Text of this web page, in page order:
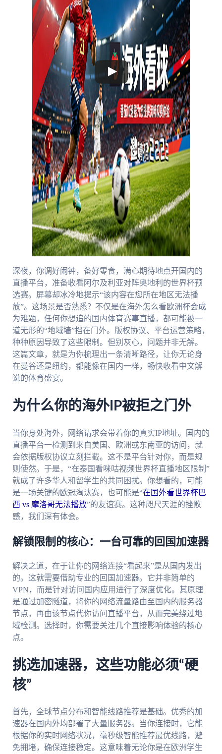
深夜，你调好闹钟，备好零食，满心期待地点开国内的
直播平台，准备收看阿尔及利亚对阵奥地利的世界杯预
选赛。屏幕却冰冷地提示“该内容在您所在地区无法播
放”。这场景是否熟悉？不仅是在海外怎么看欧洲杯会成
为难题，任何你想追的国内体育赛事直播，都可能被一
道无形的“地域墙”挡在门外。版权协议、平台运营策略，
种种原因导致了这些限制。但别灰心，问题并非无解。
这篇文章，就是为你梳理出一条清晰路径，让你无论身
在曼谷还是纽约，都能像在国内一样，畅快收看中文解
说的体育盛宴。
为什么你的海外IP被拒之门外
当你身处海外，网络请求会带着你的真实IP地址。国内的
直播平台一检测到来自美国、欧洲或东南亚的访问，就
会依据版权协议立刻拦截。这不是平台针对你，而是规
则使然。于是，“在泰国看咪咕视频世界杯直播地区限制”
就成了许多华人和留学生的共同困扰。你想看的，可能
是一场关键的欧冠淘汰赛，也可能是“在国外看世界杯巴
西 vs 摩洛哥无法播放”的友谊赛。这种咫尺天涯的挫败
感，我们深有体会。
解锁限制的核心：一台可靠的回国加速器
解决之道，在于让你的网络连接“看起来”是从国内发出
的。这就需要借助专业的回国加速器。它并非简单的
VPN，而是针对访问国内应用进行了深度优化。其原理
是通过加密隧道，将你的网络流量路由至国内的服务器
节点，再由该节点代你访问直播平台，从而完美绕过地
域检测。选择时，你需要关注几个直接影响体验的核心
点。
挑选加速器，这些功能必须“硬
核”
首先，全球节点分布和智能线路推荐是基础。优秀的加
速器在国内外均部署了大量服务器。当你连接时，它能
根据你的实时网络状况，毫秒级智能推荐最优线路，避
免拥堵，确保连接稳定。这意味着无论你是在欧洲学生